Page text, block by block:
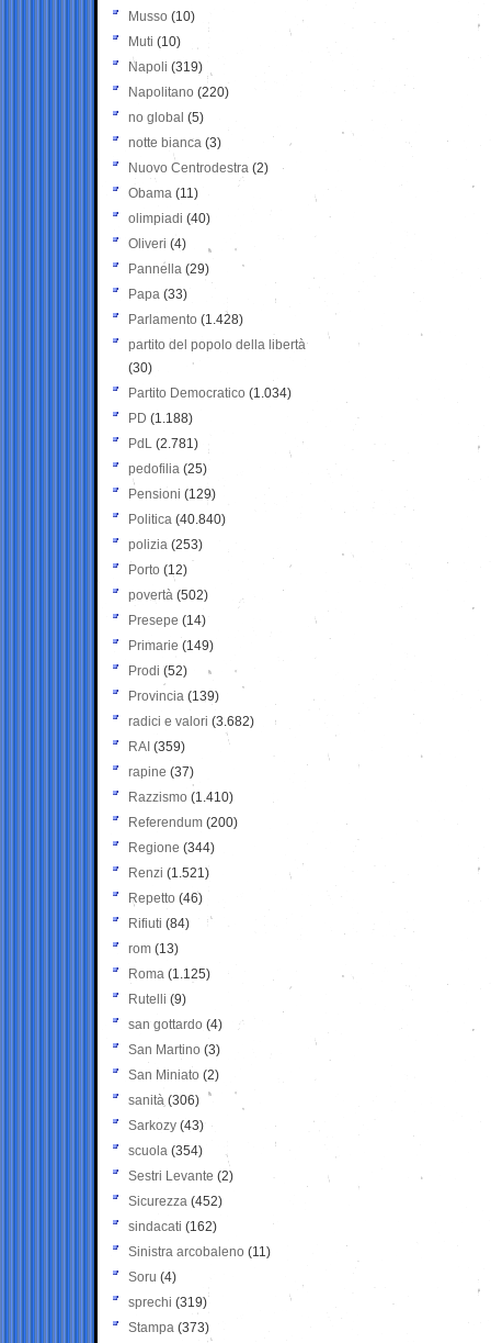
Musso (10)
Muti (10)
Napoli (319)
Napolitano (220)
no global (5)
notte bianca (3)
Nuovo Centrodestra (2)
Obama (11)
olimpiadi (40)
Oliveri (4)
Pannella (29)
Papa (33)
Parlamento (1.428)
partito del popolo della libertà
(30)
Partito Democratico (1.034)
PD (1.188)
PdL (2.781)
pedofilia (25)
Pensioni (129)
Politica (40.840)
polizia (253)
Porto (12)
povertà (502)
Presepe (14)
Primarie (149)
Prodi (52)
Provincia (139)
radici e valori (3.682)
RAI (359)
rapine (37)
Razzismo (1.410)
Referendum (200)
Regione (344)
Renzi (1.521)
Repetto (46)
Rifiuti (84)
rom (13)
Roma (1.125)
Rutelli (9)
san gottardo (4)
San Martino (3)
San Miniato (2)
sanità (306)
Sarkozy (43)
scuola (354)
Sestri Levante (2)
Sicurezza (452)
sindacati (162)
Sinistra arcobaleno (11)
Soru (4)
sprechi (319)
Stampa (373)